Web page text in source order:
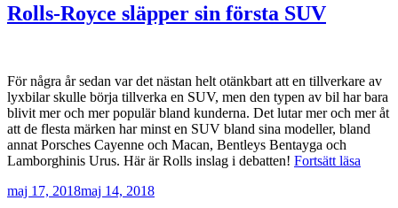
Rolls-Royce släpper sin första SUV
För några år sedan var det nästan helt otänkbart att en tillverkare av
lyxbilar skulle börja tillverka en SUV, men den typen av bil har bara
blivit mer och mer populär bland kunderna. Det lutar mer och mer åt
att de flesta märken har minst en SUV bland sina modeller, bland
annat Porsches Cayenne och Macan, Bentleys Bentayga och
Lamborghinis Urus. Här är Rolls inslag i debatten! Fortsätt läsa
Publicerat
maj 17, 2018maj 14, 2018